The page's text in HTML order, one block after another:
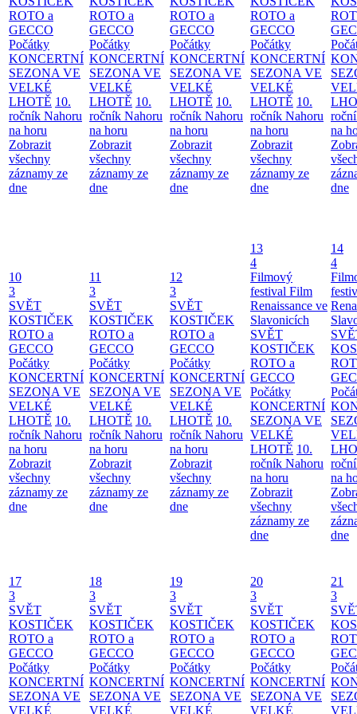
ROTO a
GECCO
Počátky
KONCERTNÍ
SEZONA VE
VELKÉ
LHOTĚ 10.
ročník Nahoru
na horu
Zobrazit
všechny
záznamy ze
dne
ROTO a
GECCO
Počátky
KONCERTNÍ
SEZONA VE
VELKÉ
LHOTĚ 10.
ročník Nahoru
na horu
Zobrazit
všechny
záznamy ze
dne
ROTO a
GECCO
Počátky
KONCERTNÍ
SEZONA VE
VELKÉ
LHOTĚ 10.
ročník Nahoru
na horu
Zobrazit
všechny
záznamy ze
dne
ROTO a
GECCO
Počátky
KONCERTNÍ
SEZONA VE
VELKÉ
LHOTĚ 10.
ročník Nahoru
na horu
Zobrazit
všechny
záznamy ze
dne
na
dne
10
3
SVĚT
KOSTIČEK
ROTO a
GECCO
Počátky
KONCERTNÍ
SEZONA VE
VELKÉ
LHOTĚ 10.
ročník Nahoru
na horu
Zobrazit
všechny
záznamy ze
dne
11
3
SVĚT
KOSTIČEK
ROTO a
GECCO
Počátky
KONCERTNÍ
SEZONA VE
VELKÉ
LHOTĚ 10.
ročník Nahoru
na horu
Zobrazit
všechny
záznamy ze
dne
12
3
SVĚT
KOSTIČEK
ROTO a
GECCO
Počátky
KONCERTNÍ
SEZONA VE
VELKÉ
LHOTĚ 10.
ročník Nahoru
na horu
Zobrazit
všechny
záznamy ze
dne
13
4
Filmový
festival Film
Renaissance ve
Slavonicích
SVĚT
KOSTIČEK
ROTO a
GECCO
Počátky
KONCERTNÍ
SEZONA VE
VELKÉ
LHOTĚ 10.
ročník Nahoru
na horu
Zobrazit
všechny
záznamy ze
dne
14
4
na
dne
17
3
SVĚT
KOSTIČEK
ROTO a
GECCO
Počátky
KONCERTNÍ
SEZONA VE
VELKÉ
18
3
SVĚT
KOSTIČEK
ROTO a
GECCO
Počátky
KONCERTNÍ
SEZONA VE
VELKÉ
19
3
SVĚT
KOSTIČEK
ROTO a
GECCO
Počátky
KONCERTNÍ
SEZONA VE
VELKÉ
20
3
SVĚT
KOSTIČEK
ROTO a
GECCO
Počátky
KONCERTNÍ
SEZONA VE
VELKÉ
21
3